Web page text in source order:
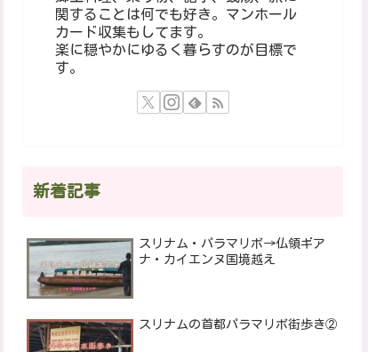
関することは何でも好き。マンホール
カード収集もしてます。
楽に穏やかにゆるく暮らすのが目標で
す。
新着記事
スリナム・パラマリボ→仏領ギア
ナ・カイエンヌ国境越え
スリナムの首都パラマリボ街歩き②